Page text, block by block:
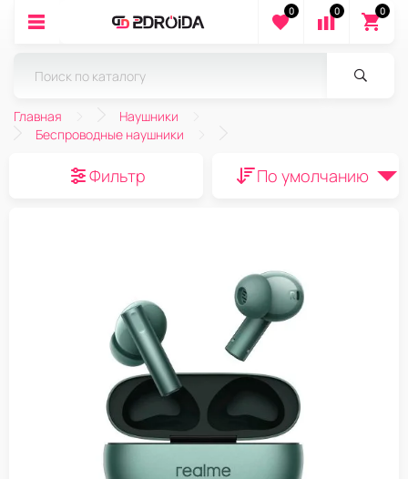
0 0 0
Главная
Наушники
Беспроводные наушники
Фильтр По умолчанию